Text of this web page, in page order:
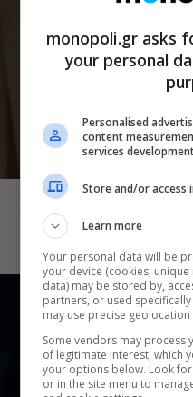
Ντέρτι: Νέο
σύμπαν της
monopoli.gr asks
your personal
Personalised
content
services
Store and/or access
Learn more
Your personal data will be
your device (cookies,
data) may be stored by,
partners, or used
may use precise geolocation
Some vendors may
of legitimate interest, which
your options below. Look
or in the site menu to